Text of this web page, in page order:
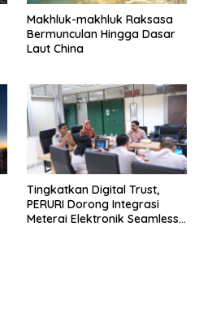
Makhluk-makhluk Raksasa
Bermunculan Hingga Dasar
Laut China
Tingkatkan Digital Trust,
PERURI Dorong Integrasi
Meterai Elektronik Seamless